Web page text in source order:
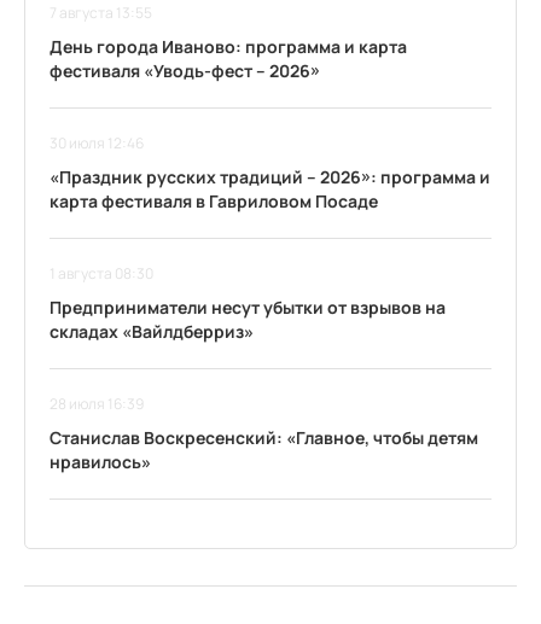
7 августа 13:55
День города Иваново: программа и карта
фестиваля «Уводь-фест – 2026»
30 июля 12:46
«Праздник русских традиций – 2026»: программа и
карта фестиваля в Гавриловом Посаде
1 августа 08:30
Предприниматели несут убытки от взрывов на
складах «Вайлдберриз»
28 июля 16:39
Станислав Воскресенский: «Главное, чтобы детям
нравилось»